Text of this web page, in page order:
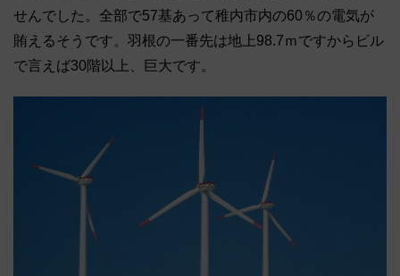
せんでした。全部で57基あって稚内市内の60％の電気が
賄えるそうです。羽根の一番先は地上98.7ｍですからビル
で言えば30階以上、巨大です。